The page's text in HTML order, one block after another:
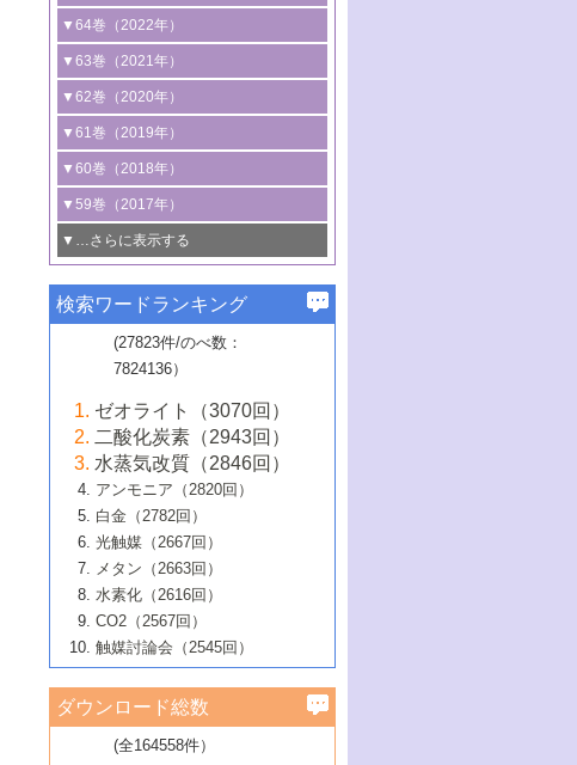
3号 有機分子変換やCO 資源化のための
光触媒に関する最近の研究
B号 第137回触媒討論会（2026年）
2号 水素製造のための水分解技術に関す
る最近の研究
3号 オレフィン系樹脂の精密合成に関す
る最新技術
4号 アルコール類の効率的変換を実現す
る非貴金属触媒の研究動向
5号 ゼオライトの合成と応用における研
究動向
6号 ヘテロ接合界面
B号 第135回触媒討論会（2025年）
2号 規制反応場を活用した固体触媒研究
の新展開
3号 未踏分子変換を目指した酸化触媒プ
ロセスの最前線
4号 シンクロトロン放射光および中性子
線を利用した触媒解析技術の最先端
5号 単原子触媒
6号 参照触媒委員会からのお知らせ
B号 第133回触媒討論会（2023年）
1号 炭素が関わる触媒機能
2号 プラスチックケミカルリサイクルの
ための触媒技術
3号 非酸化物系金属化合物を基盤とした
触媒材料の開発
4号 格子酸素・格子酸素欠陥を利用した
触媒反応
5号 生体触媒によるエネルギー変換反応
6号 窒素とリンの循環のための触媒・機
能性材料
▼64巻（2022年）
1号 合成ガス製造とCOを用いるケミカル
ズ合成の最新動向
2号 化学品合成のための合金触媒開発
3号 CO の排出削減および有効活用のた
めの触媒技術
4号 若手による情報発信企画～とびたて
若き触媒の研究者たち～（1）
若き触媒の研究者たち～（2）
6号 石油のノーブル・ユースを志向した
触媒技術
大学：オンライン・対面開催）
▼63巻（2021年）
1号 金触媒の新展開
2号 ペロブスカイト
3号 特殊反応場を利用した触媒的分子変
換反応
4号 多孔質材料を用いた触媒の新展開
5号 情報学的手法を用いた触媒開発
6号 カーボンニュートラルに向けた電解
技術
B号 第127回触媒討論会（2021年・オン
ライン開催(Zoom)のみ）
▼62巻（2020年）
1号 触媒設計を拓く欠陥構造のキャラク
タリゼーション
2号 機能化学品製造に資するクリーンな
触媒的酸化反応
3号 水処理のための触媒化学
4号 光触媒を用いた水分解の最新の研究
動向
5号 次世代の触媒プロセスを支えるマイ
6号 メタン転換技術の最新動向
B号 第125回触媒討論会（2020年・工学
院大学）
▼61巻（2019年）
1号 物質移動制御に着目した触媒プロセ
ス開発
2号 CO2 フリー水素サプライチェーンに
関わる触媒開発動向
3号 精密高分子合成に関する最近の研究
動向
4号 バイオマス化成品製造のための触媒
5号 固体触媒による含窒素有機化合物変
換の最前線
6号 貴金属使用量低減に向けた自動車排
ガス浄化触媒の開発
B号 第123回触媒討論会（2019年・大阪
▼60巻（2018年）
1号 固体酸触媒の最新の研究動向
2号 二酸化炭素からの有用化学品合成
3号 ナノ粒子・クラスター触媒の最前線
4号 60周年記念企画
5号 進化するゼオライト合成技術
6号 非貴金属系触媒における電気化学的
B号 第121回触媒討論会（2018年・東京
大学）
▼59巻（2017年）
1号 いたるところに，触媒
最先端技術
3号 無機分離膜材料の開発と触媒反応プ
ロセスへの適用
5号 水素のふるまいを解き明かす最先端
研究
6号 低級アルカンの有効利用のための触
媒技術
B号 第119回触媒討論会（2017年・首都
大学東京）
▼…さらに表示する
1号 ユニークな構造の高分子を生み出す触
2号 リグニンからの化成品製造に向けた触
媒技術
3号 触媒研究の最先端～とびたて若き研究
者たち～（1）
4号 触媒研究の最先端～とびたて若き研究
者たち～（2）
5号 触媒研究の最先端～とびたて若き研究
者たち～（3）
6号 イオニクス材料と燃料電池・電解合成
の最新の研究動向
B号 第117回触媒討論会（2016年・大阪府
立大学）
▼57巻（2015年）
1号 水素キャリアにかかわる触媒技術の新
2号 石油精製用触媒の最近の進展
3号 固体酸化物形燃料電池（SOFC）におけ
るアノード触媒上での燃料直接改質技術
4号 コアシェル構造の制御による触媒機能
5号 工業触媒およびその周辺技術の最近の
進歩
6号 ナノシート
B号 第115回触媒討論会（2015年・成蹊大
▼56巻（2014年）
2号 光触媒反応機構に関する最新の研究動
向
開発動向
4号 人工光合成に向けた近年のアプローチ
5号 未利用熱エネルギーの有効活用に貢献
する触媒技術
6号 ポリオキソメタレート
B号 第113回触媒討論会（2014年・ロワジ
ールホテル豊橋）
1号 高耐久性燃料電池システム用触媒にお
ける新展開
2号 リビングラジカル重合の最近の動向
3号 天然ガスの化学工業的展開に関する触
媒技術
4号 貴金属触媒の精密構造制御とその活用
5号 バイオマス化成品製造のための固体触
6号 ナノ空間─吸着状態解析から新機能開拓
B号 第111回触媒討論会（2013年・関西大
▼54巻（2012年）
1号 規則性多孔体の利用技術における最近
の進歩
2号 第109回触媒討論会
3号 貴金属低減技術の最新動向
4号 貴金属代替技術の最新動向
5号 光触媒による物質変換反応の新展開
6号 グラフェン
7号 水素を利用する化成品合成の新潮流
▼53巻（2011年）
1号 金属学から見る合金触媒の新展開
2号 第107回触媒討論会
3号 触媒のその場観察法の進歩（１）
4号 触媒のその場観察法の進歩（２）
5号 不活性結合の触媒的活性化による有機
合成
6号 新しい固体酸触媒技術
7号 ゼオライト合成における最近の進歩
▼52巻（2010年）
1号 触媒の劣化対策と長寿命触媒開発
2号 第105回触媒討論会
3号 ナノ構造が拓く新機能
4号 活性サイトおよびその環境の精密な設
計による触媒の高機能化
5号 触媒を有効に使うための技術
7号 有機分子触媒による精密有機合成
1号 炭素材料－熱い注目を集める材料－
2号 第103回触媒討論会
3号 環境浄化用光触媒の現状と課題
4号 水素社会の実現に向けた水素製造・貯
蔵技術の進歩
5号 CO2が関わる触媒・材料
▼50巻（2008年）
1号 触媒化学と学会のこの10年，半世紀，
そして未来
2号 第101回触媒討論会
4号 錯体を利用したユニークな表面構造の
構築と機能
▼49巻（2007年）
1号 含フッ素化合物の合成と触媒
2号 第99回触媒討論会
3号 実用的ファインケミカル合成プロセス
を実現する触媒
▼48巻（2006年）
1号 固体酸触媒の最近の進歩
2号 第97回触媒討論会
3号 リビング重合触媒の最近の展開
1号 最近の触媒担体とその効果
2号 第95回触媒討論会
▼46巻（2004年）
1号 部分酸化反応触媒の最前線
▼45巻（2003年）
検索ワードランキング
(27823件/のべ数：
7824136）
ゼオライト（3070回）
二酸化炭素（2943回）
水蒸気改質（2846回）
アンモニア（2820回）
白金（2782回）
光触媒（2667回）
メタン（2663回）
水素化（2616回）
CO2（2567回）
触媒討論会（2545回）
ダウンロード総数
(全164558件）